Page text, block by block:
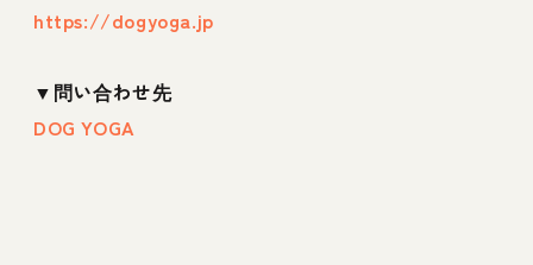
https://dogyoga.jp
▼問い合わせ先
DOG YOGA